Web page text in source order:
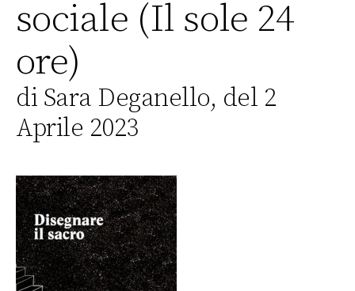
sociale (Il sole 24
ore)
di Sara Deganello, del 2
Aprile 2023